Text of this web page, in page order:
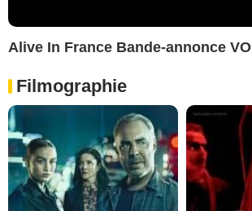
Alive In France Bande-annonce VO
Filmographie